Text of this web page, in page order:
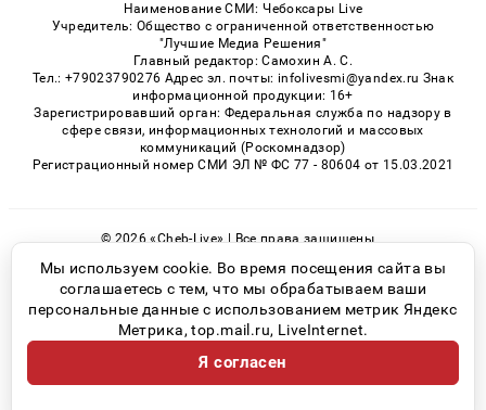
Наименование СМИ: Чебоксары Live
Учредитель: Общество с ограниченной ответственностью
"Лучшие Медиа Решения"
Главный редактор: Самохин А. С.
Тел.: +79023790276 Адрес эл. почты: infolivesmi@yandex.ru Знак
информационной продукции: 16+
Зарегистрировавший орган: Федеральная служба по надзору в
сфере связи, информационных технологий и массовых
коммуникаций (Роскомнадзор)
Регистрационный номер СМИ ЭЛ № ФС 77 - 80604 от 15.03.2021
© 2026 «Cheb-Live» | Все права защищены
Возрастная категория сайта 16+
Политика конфиденциальности
Мы используем cookie. Во время посещения сайта вы
соглашаетесь с тем, что мы обрабатываем ваши
персональные данные с использованием метрик Яндекс
Метрика, top.mail.ru, LiveInternet.
Я согласен